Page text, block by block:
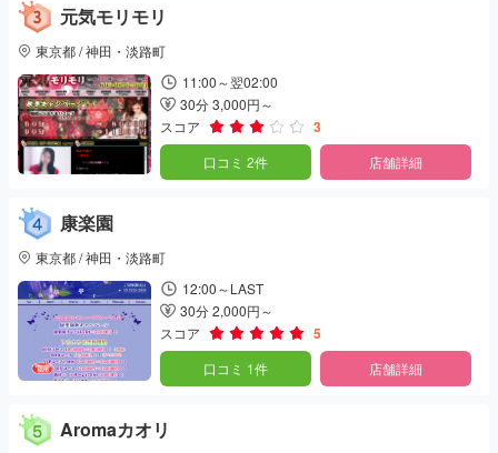
元気モリモリ
東京都 / 神田・淡路町
11:00～翌02:00
30分 3,000円～
スコア
3
口コミ 2件 店舗詳細
康楽園
東京都 / 神田・淡路町
12:00～LAST
30分 2,000円～
スコア
5
口コミ 1件 店舗詳細
Aromaカオリ